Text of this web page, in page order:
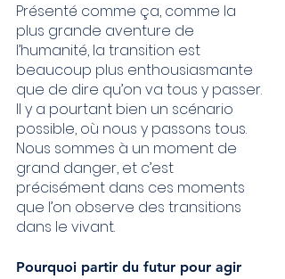
Présenté comme ça, comme la
plus grande aventure de
l’humanité, la transition est
beaucoup plus enthousiasmante
que de dire qu’on va tous y passer.
Il y a pourtant bien un scénario
possible, où nous y passons tous.
Nous sommes à un moment de
grand danger, et c’est
précisément dans ces moments
que l’on observe des transitions
dans le vivant.
Pourquoi partir du futur pour agir